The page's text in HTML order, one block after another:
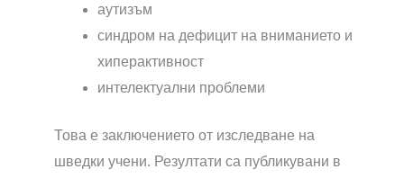
аутизъм
синдром на дефицит на вниманието и
хиперактивност
интелектуални проблеми
Това е заключението от изследване на
шведки учени. Резултати са публикувани в